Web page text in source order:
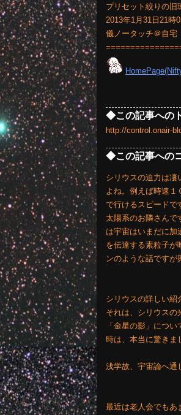
プリセット絞りの旧
2013年1月31日21時
儀ノータッチ＠自宅
◆この記事への
http://control.onair-
◆この記事への
シリウスの迫力は凄
よね。例えば時速１
で行けるスピードで
太陽系のお隣さんで
は宇宙はいまだに加
を伝達する素粒子が
ンのような話ですが
シリウスの詳しい紹
それは、シリウスの
「金星の影」につ
時は、本当に驚きま
浅学故、宇宙論へ通
最近は老人会でもあ